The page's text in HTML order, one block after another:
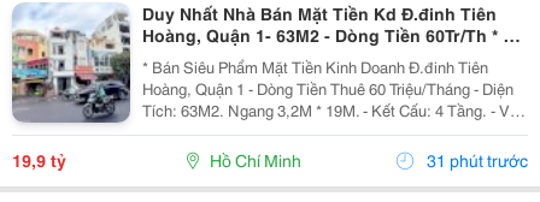
Duy Nhất Nhà Bán Mặt Tiền Kd Đ.đinh Tiên
Hoàng, Quận 1- 63M2 - Dòng Tiền 60Tr/Th * Lh
Giang Giang:
* Bán Siêu Phẩm Mặt Tiền Kinh Doanh Đ.đinh Tiên
Hoàng, Quận 1 - Dòng Tiền Thuê 60 Triệu/Tháng - Diện
Tích: 63M2. Ngang 3,2M * 19M. - Kết Cấu: 4 Tầng. - Vị
Trí Đắc Địa Hiếm Nhà Bán. - Hiện Cho Thuê Vp Đang
Hoàn Thiện Trang Thiết Bị Đi Vào Hoạt...
19,9 tỷ Hồ Chí Minh 31 phút trước